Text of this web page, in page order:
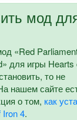
мод
«Red
для игры Hearts
то не
нашем сайте
о том, как
4.